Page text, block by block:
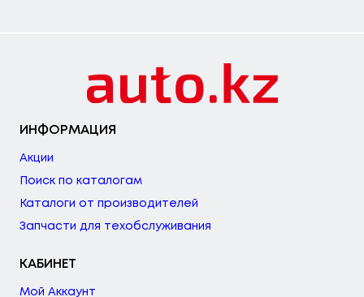
ИНФОРМАЦИЯ
Акции
Поиск по каталогам
Каталоги от производителей
Запчасти для техобслуживания
КАБИНЕТ
Мой Аккаунт